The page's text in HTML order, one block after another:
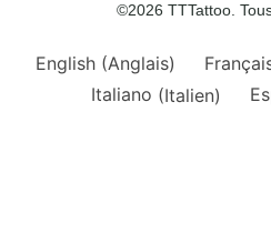
©2026 TTTattoo.
English(Anglais)
Italiano (Italien)